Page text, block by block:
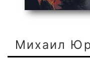
Михаил